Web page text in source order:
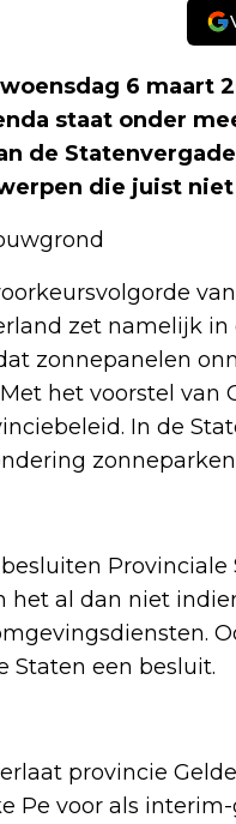
6 maart
staat onder
de
die juist
zet namelijk
zonnepanelen
het voorstel van
In de
het al dan niet
Staten een besluit.
provincie
Pe voor als